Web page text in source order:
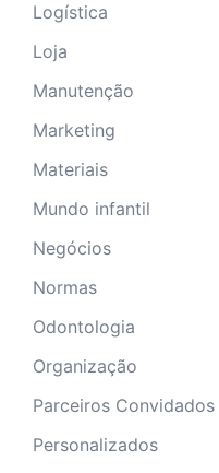
Logística
Loja
Manutenção
Marketing
Materiais
Mundo infantil
Negócios
Normas
Odontologia
Organização
Parceiros Convidados
Personalizados